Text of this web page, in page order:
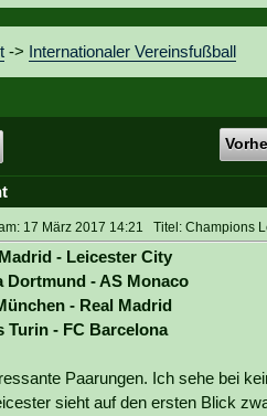
-> Internationaler Vereinsfußball
17 März 2017 14:21 Titel: Champions
- Leicester City
Dortmund - AS Monaco
- Real Madrid
Turin - FC Barcelona
Paarungen. Ich sehe bei
sieht auf den ersten Blick